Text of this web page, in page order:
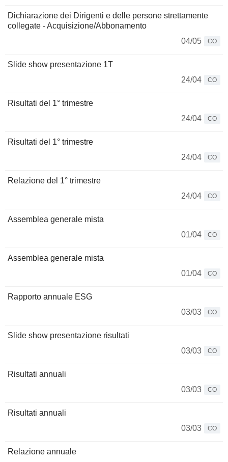
Dichiarazione dei Dirigenti e delle persone strettamente
collegate - Acquisizione/Abbonamento
04/05
CO
Slide show presentazione 1T
24/04
CO
Risultati del 1° trimestre
24/04
CO
Risultati del 1° trimestre
24/04
CO
Relazione del 1° trimestre
24/04
CO
Assemblea generale mista
01/04
CO
Assemblea generale mista
01/04
CO
Rapporto annuale ESG
03/03
CO
Slide show presentazione risultati
03/03
CO
Risultati annuali
03/03
CO
Risultati annuali
03/03
CO
Relazione annuale